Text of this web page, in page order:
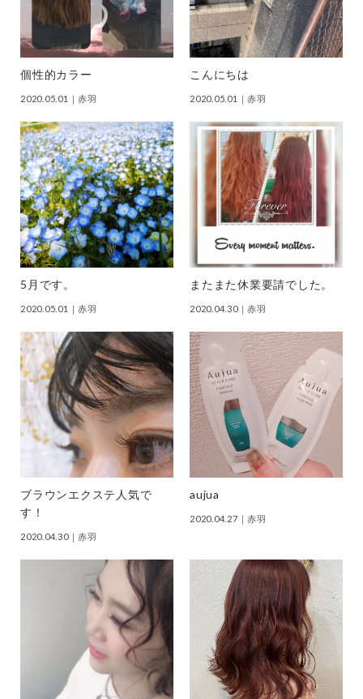
個性的カラー
2020.05.01 ｜赤羽
こんにちは
2020.05.01 ｜赤羽
5月です。
2020.05.01 ｜赤羽
またまた休業要請でした。
2020.04.30｜赤羽
ブラウンエクステ人気で
す！
2020.04.30｜赤羽
aujua
2020.04.27 ｜赤羽